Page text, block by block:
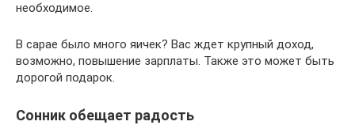
необходимое.
В сарае было много яичек? Вас ждет крупный доход,
возможно, повышение зарплаты. Также это может быть
дорогой подарок.
Сонник обещает радость